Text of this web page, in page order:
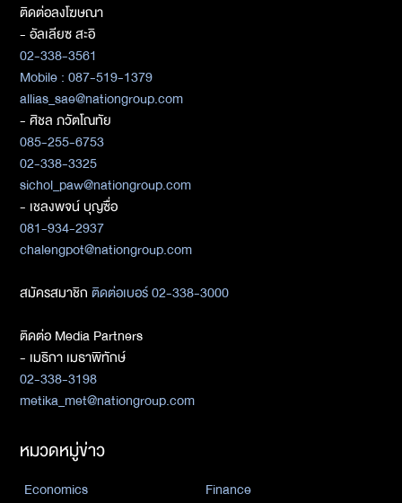
ติดต่อลงโฆษณา
- อัลเลียซ สะอิ
02-338-3561
Mobile : 087-519-1379
allias_sae@nationgroup.com
- ศิชล ภวัตโณทัย
085-255-6753
02-338-3325
sichol_paw@nationgroup.com
- เชลงพจน์ บุญซื่อ
081-934-2937
chalengpot@nationgroup.com
สมัครสมาชิกติดต่อเบอร์ 02-338-3000
ติดต่อ Media Partners
- เมธิกา เมธาพิทักษ์
02-338-3198
metika_met@nationgroup.com
หมวดหมู่ข่าว
Economics
Finance